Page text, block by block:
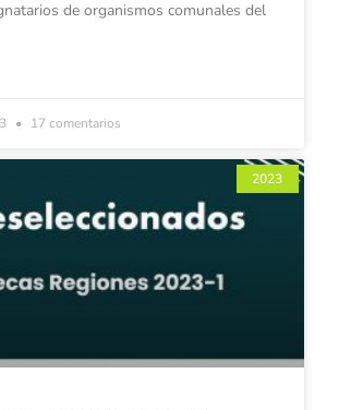
de organismos comunales del
17 comentarios
2023